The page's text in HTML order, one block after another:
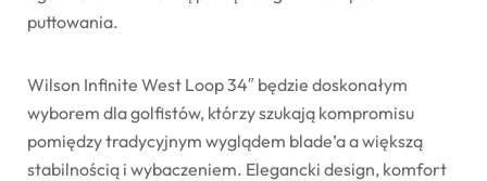
puttowania.
Wilson Infinite West Loop 34″ będzie doskonałym
wyborem dla golfistów, którzy szukają kompromisu
pomiędzy tradycyjnym wyglądem blade’a a większą
stabilnością i wybaczeniem. Elegancki design, komfort